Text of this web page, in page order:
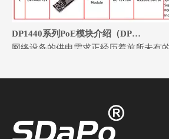
网络设备的供电需求正经历着前所未有